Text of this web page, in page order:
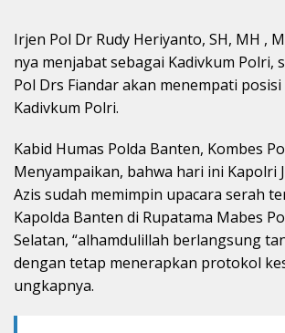
Irjen Pol Dr Rudy Heriyanto, SH, MH ,
nya menjabat sebagai Kadivkum Polri,
Pol Drs Fiandar akan menempati
Kadivkum Polri.
Kabid Humas Polda Banten, Kombes
Menyampaikan, bahwa hari ini Kapolri
Azis sudah memimpin upacara serah
Kapolda Banten di Rupatama Mabes
Selatan, “alhamdulillah berlangsung
dengan tetap menerapkan protokol
ungkapnya.